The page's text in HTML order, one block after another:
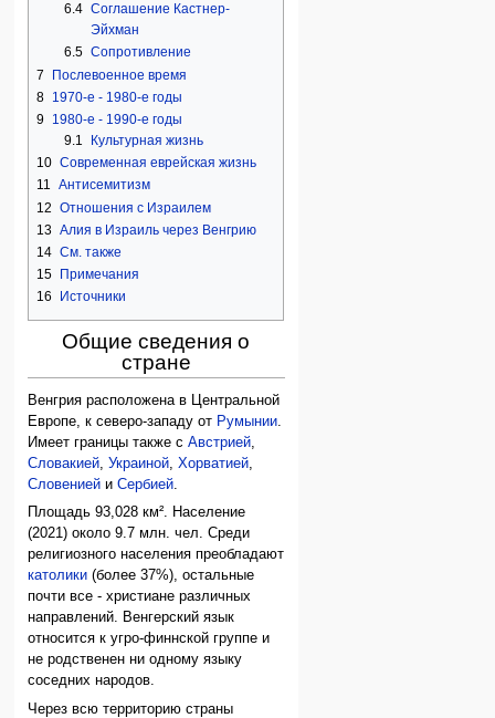
6.4 Соглашение Кастнер-
Эйхман
6.5 Сопротивление
7
Послевоенное время
8 1970-е - 1980-е годы
9 1980-е - 1990-е годы
9.1
Культурная жизнь
10 Современная еврейская жизнь
11 Антисемитизм
12 Отношения с Израилем
13 Алия в Израиль через Венгрию
14 См. также
15
Примечания
16
Источники
Общие сведения о
стране
Венгрия расположена в Центральной
Европе, к северо-западу от Румынии.
Имеет границы также сАвстрией,
Словакией,Украиной,Хорватией,
Словенией иСербией.
Площадь 93,028 км². Население
(2021) около 9.7 млн. чел. Среди
религиозного населения преобладают
католики (более 37%), остальные
почти все - христиане различных
направлений. Венгерский язык
относится к угро-финнской группе и
не родственен ни одному языку
соседних народов.
Через всю территорию страны